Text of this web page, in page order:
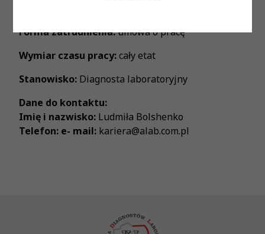
Forma zatrudnienia:umowa o pracę
Wymiar czasu pracy:cały etat
Stanowisko: Diagnosta laboratoryjny
Dane do kontaktu:
Imię i nazwisko: Ludmiła Bolshenko
Telefon: e- mail: kariera@alab.com.pl